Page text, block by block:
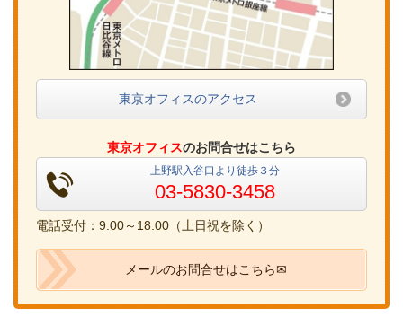
東京オフィスのアクセス
東京オフィスのお問合せはこちら
上野駅入谷口より徒歩３分
03-5830-3458
電話受付：9:00～18:00（土日祝を除く）
メールのお問合せはこちら✉